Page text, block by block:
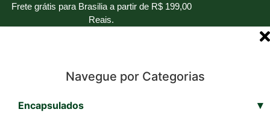
Frete grátis para Brasilia a partir de R$ 199,00
Reais.
Navegue por Categorias
Encapsulados ▾